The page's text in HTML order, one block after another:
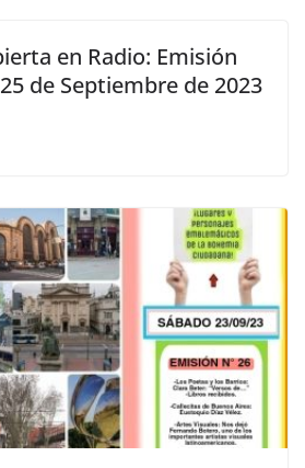
en Radio: Emisión
de Septiembre de 2023